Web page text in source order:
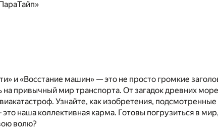
и «Восстание машин» — это не просто громкие
на привычный мир транспорта. От загадок древних
Узнайте, как изобретения,
наша коллективная карма. Готовы погрузиться в
волю?